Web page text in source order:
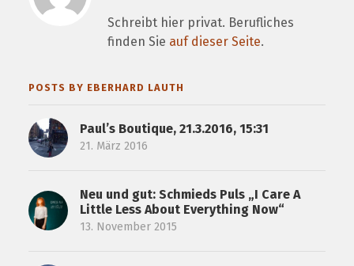
Schreibt hier privat. Berufliches
finden Sie auf dieser Seite.
POSTS BY EBERHARD LAUTH
Paul’s Boutique, 21.3.2016, 15:31
21. März 2016
Neu und gut: Schmieds Puls „I Care A
Little Less About Everything Now“
13. November 2015